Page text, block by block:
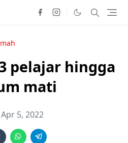
pelajar hingga
mati
Apr 5, 2022